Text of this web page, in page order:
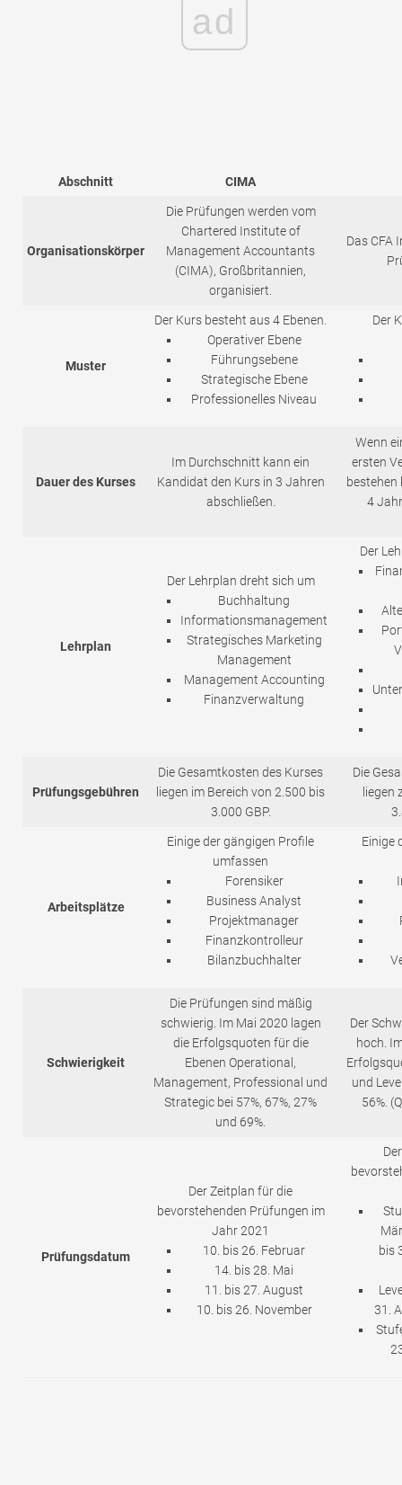
ad
Abschnitt CIMA
Organisationskörper
Die Prüfungen werden vom
Chartered Institute of
Management Accountants
(CIMA), Großbritannien,
organisiert.
Das CFA
Muster
Der Kurs besteht aus 4 Ebenen.
Operativer Ebene
Führungsebene
Strategische Ebene
Professionelles Niveau
Der
Dauer des Kurses
Im Durchschnitt kann ein
Kandidat den Kurs in 3 Jahren
abschließen.
Wenn
ersten
bestehen
4
Lehrplan
Der Lehrplan dreht sich um
Buchhaltung
Informationsmanagement
Strategisches Marketing
Management
Management Accounting
Finanzverwaltung
Der
Prüfungsgebühren
Die Gesamtkosten des Kurses
liegen im Bereich von 2.500 bis
3.000 GBP.
Die
liegen
Arbeitsplätze
Einige der gängigen Profile
umfassen
Forensiker
Business Analyst
Projektmanager
Finanzkontrolleur
Bilanzbuchhalter
Einige
Schwierigkeit
Die Prüfungen sind mäßig
schwierig. Im Mai 2020 lagen
die Erfolgsquoten für die
Ebenen Operational,
Management, Professional und
Strategic bei 57%, 67%, 27%
und 69%.
Der
hoch.
und
56%.
Prüfungsdatum
Der Zeitplan für die
bevorstehenden Prüfungen im
Jahr 2021
10. bis 26. Februar
14. bis 28. Mai
11. bis 27. August
10. bis 26. November
bis
31.